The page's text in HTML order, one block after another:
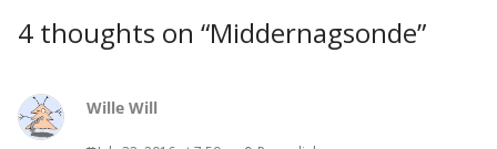
4 thoughts on “Middernagsonde”
Wille Will